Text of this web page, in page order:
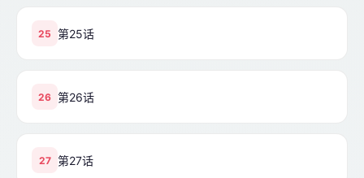
25 第25话
26 第26话
27 第27话